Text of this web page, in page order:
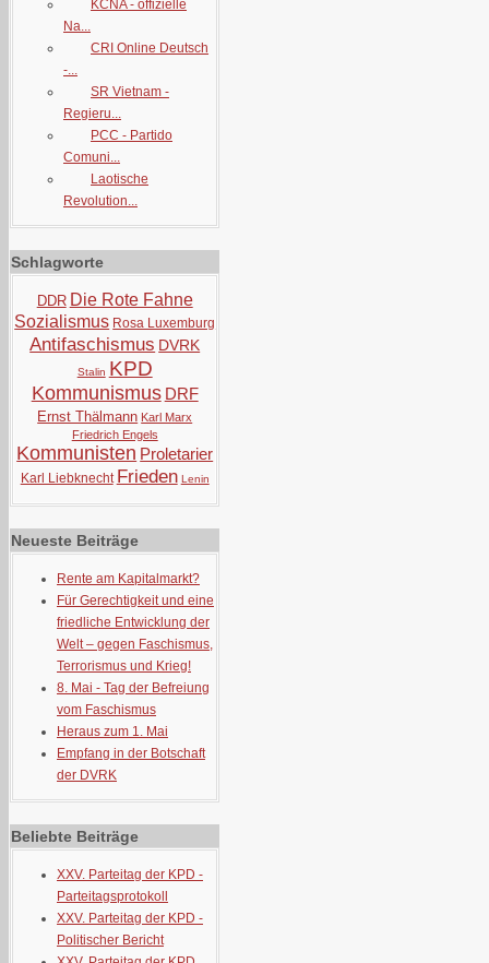
KCNA - offizielle
Na...
CRI Online Deutsch
-...
SR Vietnam -
Regieru...
PCC - Partido
Comuni...
Laotische
Revolution...
Schlagworte
DDR Die Rote Fahne
Sozialismus Rosa Luxemburg
Antifaschismus DVRK
Stalin KPD
Kommunismus DRF
Ernst Thälmann Karl Marx
Friedrich Engels
Kommunisten Proletarier
Karl Liebknecht Frieden Lenin
Neueste Beiträge
Rente am Kapitalmarkt?
Für Gerechtigkeit und eine
friedliche Entwicklung der
Welt – gegen Faschismus,
Terrorismus und Krieg!
8. Mai - Tag der Befreiung
vom Faschismus
Heraus zum 1. Mai
Empfang in der Botschaft
der DVRK
Beliebte Beiträge
XXV. Parteitag der KPD -
Parteitagsprotokoll
XXV. Parteitag der KPD -
Politischer Bericht